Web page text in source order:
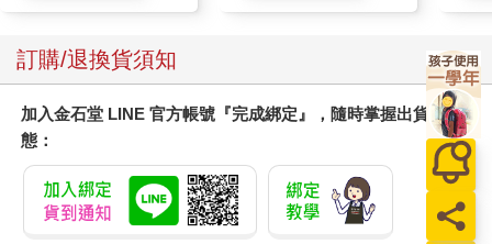
訂購/退換貨須知
加入金石堂 LINE 官方帳號『完成綁定』，隨時掌握出貨動
態：